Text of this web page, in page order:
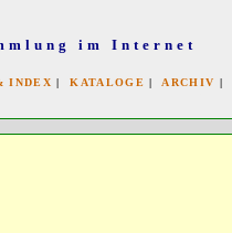
im Internet
INDEX |KATALOGE | ARCHIV |